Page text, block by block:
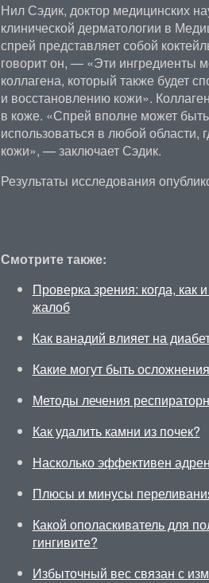
Нил Сэдик, доктор медицинских
клинической дерматологии в
спрей представляет собой
говорит он, — «Эти ингредиенты
коллагена, который также будет
и восстановлению кожи».
в коже. «Спрей вполне может
использоваться в любой
кожи», — заключает Сэдик.
Результаты исследования
Смотрите также:
Проверка зрения: когда, как
жалоб
Как ванадий влияет на
Какие могут быть
Методы лечения
Как удалить камни из почек?
Насколько эффективен
Плюсы и минусы
Какой ополаскиватель для
гингивите?
Избыточный вес связан с